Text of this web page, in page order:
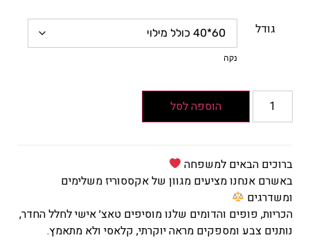
גודל
נקה
הוספה לסל
ברוכים הבאים למשפחה
באשרם אנחנו מציעים מגוון של אקססוריז משלימים
ומשדרגים
הכריות, פופים והדומים שלנו מוסיפים טאצ׳ אישי לחלל החדר,
נותנים צבע ומספקים מראה יוקרתי, קלאסי ולא מתאמץ.